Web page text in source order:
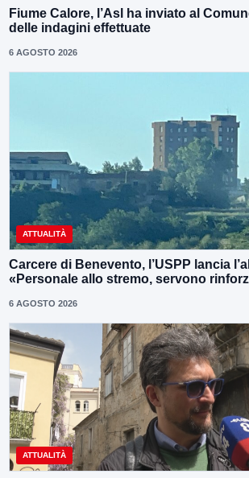
Fiume Calore, l’Asl ha inviato al
delle indagini effettuate
6 AGOSTO 2026
ATTUALITÀ
Carcere di Benevento, l’USPP lancia
«Personale allo stremo, servono
6 AGOSTO 2026
ATTUALITÀ